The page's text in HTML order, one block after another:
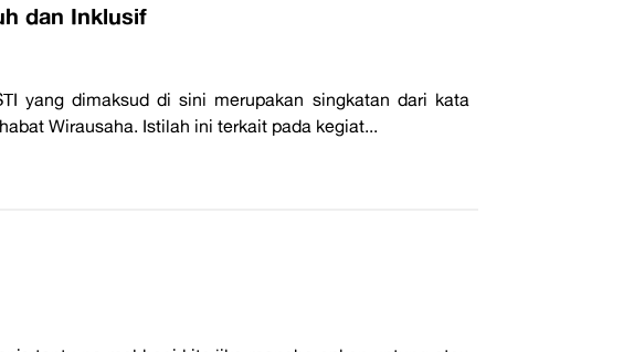
dan Inklusif
yang dimaksud di sini merupakan singkatan dari kata
Wirausaha. Istilah ini terkait pada kegiat...